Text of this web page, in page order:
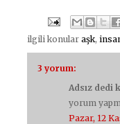
ilgili konular aşk,
3 yorum:
Adsız dedi
yorum
Pazar, 12